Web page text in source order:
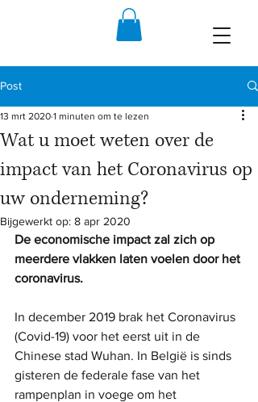
Post
Wat u moet weten over de
impact van het Coronavirus op
uw onderneming?
13 mrt 2020 1 minuten om te lezen
Bijgewerkt op: 8 apr 2020
De economische impact zal zich op
meerdere vlakken laten voelen door het
coronavirus.
In december 2019 brak het Coronavirus
(Covid-19) voor het eerst uit in de
Chinese stad Wuhan. In België is sinds
gisteren de federale fase van het
rampenplan in voege om het